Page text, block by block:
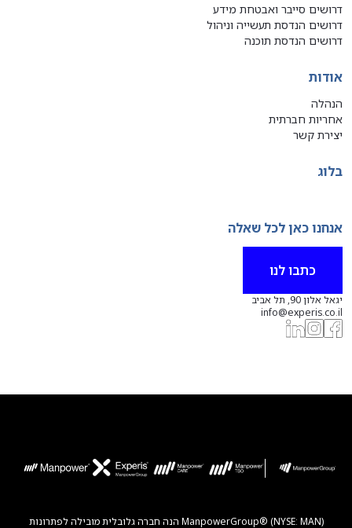
דרושים סייבר ואבטחת מידע
דרושים הנדסת תעשייה וניהול
דרושים הנדסת תוכנה
אודות
הנהלה
אחריות חברתית
יצירת קשר
בלוג
אנחנו כאן לכל שאלה
כתבו לנו
יגאל אלון 90, תל אביב
info@experis.co.il
ManpowerGroup® (NYSE: MAN) הנה חברה גלובלית מובילה לפתרונות